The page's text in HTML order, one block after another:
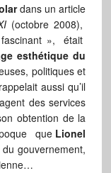
dans un article
(octobre 2008),
», était
esthétique du
politiques et
aussi qu’il
des services
obtention de la
que Lionel
gouvernement,